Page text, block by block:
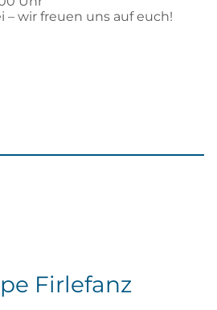
wir freuen uns auf euch!
Firlefanz